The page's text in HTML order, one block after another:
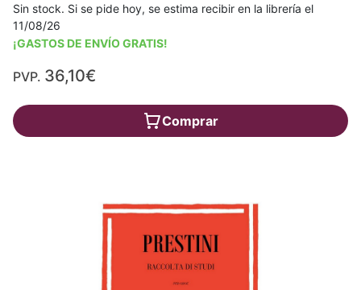
Sin stock. Si se pide hoy, se estima recibir en la librería el
11/08/26
¡GASTOS DE ENVÍO GRATIS!
PVP. 36,10€
Comprar